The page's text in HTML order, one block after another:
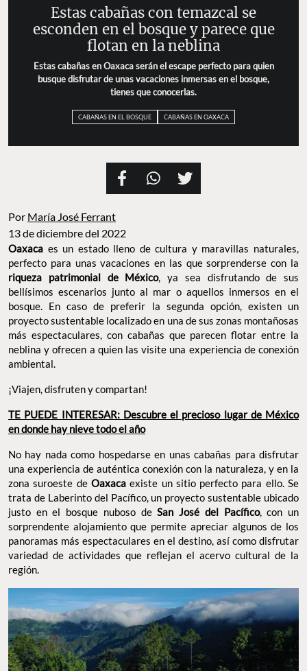
Estas cabañas con temazcal se
esconden en el bosque y parece que
flotan en la neblina
Estas cabañas en Oaxaca serán el escape perfecto para quien
busque disfrutar de unas vacaciones inmersas en el bosque,
tienes que conocerlas.
CABAÑAS EN EL BOSQUE CABAÑAS EN OAXACA
Por María José Ferrant
13 de diciembre del 2022
Oaxaca es un estado lleno de cultura y maravillas naturales,
perfecto para unas vacaciones en las que sorprenderse con la
riqueza patrimonial de México, ya sea disfrutando de sus
bellísimos escenarios junto al mar o aquellos inmersos en el
bosque. En caso de preferir la segunda opción, existen un
proyecto sustentable localizado en una de sus zonas montañosas
más espectaculares, con cabañas que parecen flotar entre la
neblina y ofrecen a quien las visite una experiencia de conexión
ambiental.
¡Viajen, disfruten y compartan!
TE PUEDE INTERESAR: Descubre el precioso lugar de México
en donde hay nieve todo el año
No hay nada como hospedarse en unas cabañas para disfrutar
una experiencia de auténtica conexión con la naturaleza, y en la
zona suroeste de Oaxacaexiste un sitio perfecto para ello. Se
trata de Laberinto del Pacífico, un proyecto sustentable ubicado
justo en el bosque nuboso deSan José del Pacífico, con un
sorprendente alojamiento que permite apreciar algunos de los
panoramas más espectaculares en el destino, así como disfrutar
variedad de actividades que reflejan el acervo cultural de la
región.